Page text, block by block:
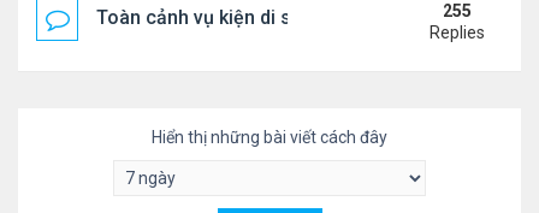
Toàn cảnh vụ kiện di sản CNS VŨ LINH
255
Replies
Hiển thị những bài viết cách đây